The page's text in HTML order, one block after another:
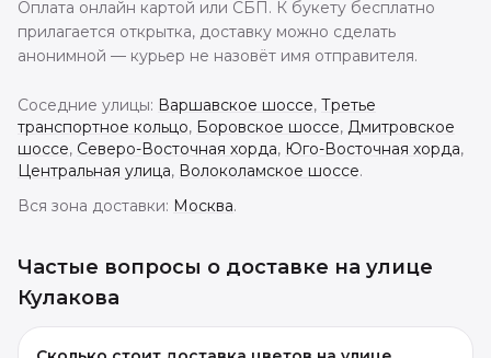
Оплата онлайн картой или СБП. К букету бесплатно
прилагается открытка, доставку можно сделать
анонимной — курьер не назовёт имя отправителя.
Соседние улицы: Варшавское шоссе, Третье
транспортное кольцо, Боровское шоссе, Дмитровское
шоссе, Северо-Восточная хорда, Юго-Восточная хорда,
Центральная улица, Волоколамское шоссе.
Вся зона доставки: Москва.
Частые вопросы о доставке на улице
Кулакова